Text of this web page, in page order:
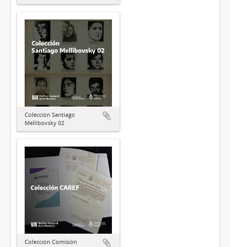
Colección Santiago
Mellibovsky 02
Colección Comisión